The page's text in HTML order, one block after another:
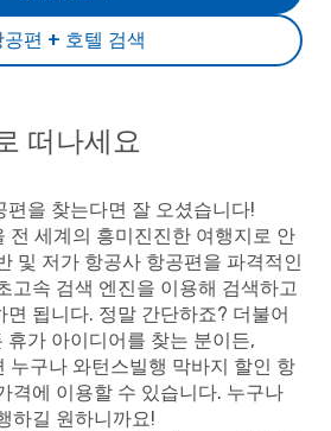
공편 + 호텔 검색
떠나세요
편을 찾는다면 잘 오셨습니다!
전 세계의 흥미진진한 여행지로 안
및 저가 항공사 항공편을 파격적인
고속 검색 엔진을 이용해 검색하고
됩니다. 정말 간단하죠? 더불어
휴가 아이디어를 찾는 분이든,
누구나 와턴스빌행 막바지 할인 항
격에 이용할 수 있습니다. 누구나
하길 원하니까요!